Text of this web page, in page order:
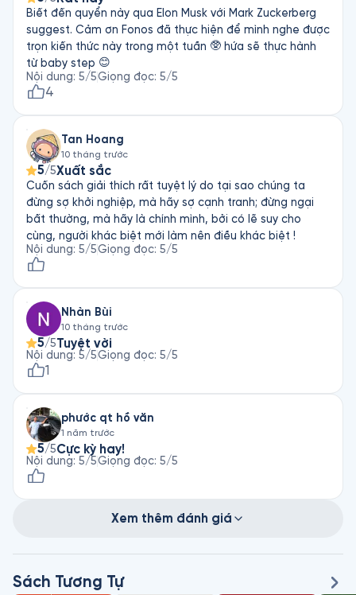
Biết đến quyển này qua Elon Musk với Mark Zuckerberg
suggest. Cảm ơn Fonos đã thực hiện để mình nghe được
trọn kiến thức này trong một tuần 🥸 hứa sẽ thực hành
từ baby step 😊
Nội dung: 5/5Giọng đọc: 5/5
4
Tan Hoang
10 tháng trước
5/5Xuất sắc
Cuốn sách giải thích rất tuyệt lý do tại sao chúng ta
đừng sợ khởi nghiệp, mà hãy sợ cạnh tranh; đừng ngại
bất thường, mà hãy là chính mình, bởi có lẽ suy cho
cùng, người khác biệt mới làm nên điều khác biệt !
Nội dung: 5/5Giọng đọc: 5/5
Nhàn Bùi
10 tháng trước
5/5Tuyệt vời
Nội dung: 5/5Giọng đọc: 5/5
1
phước qt hồ văn
1 năm trước
5/5Cực kỳ hay!
Nội dung: 5/5Giọng đọc: 5/5
Xem thêm đánh giá
Sách Tương Tự